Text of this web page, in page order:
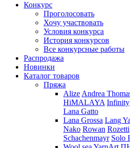
Конкурс
Проголосовать
Хочу участвовать
Условия конкурса
История конкурсов
Все конкурсные работы
Распродажа
Новинки
Каталог товаров
Пряжа
Alize Andrea
HiMALAYA Infinity
Lana Gatto
Lana Grossa Lang
Nako Rowan Rozetti
Schachenmayr Solo